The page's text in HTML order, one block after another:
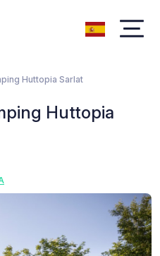
Huttopia Sarlat
Huttopia